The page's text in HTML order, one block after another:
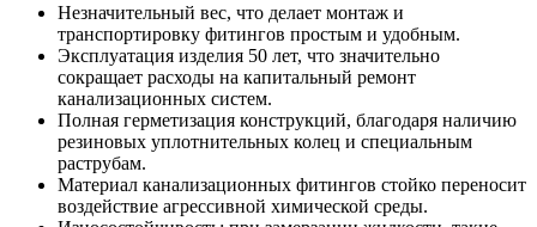
Незначительный вес, что делает монтаж и
транспортировку фитингов простым и удобным.
Эксплуатация изделия 50 лет, что значительно
сокращает расходы на капитальный ремонт
канализационных систем.
Полная герметизация конструкций, благодаря наличию
резиновых уплотнительных колец и специальным
раструбам.
Материал канализационных фитингов стойко переносит
воздействие агрессивной химической среды.